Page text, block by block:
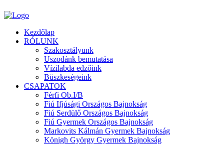
Kezdőlap
RÓLUNK
Szakosztályunk
Uszodánk bemutatása
Vízilabda edzőink
Büszkeségeink
CSAPATOK
Férfi Ob.I/B
Fiú Ifjúsági Országos Bajnokság
Fiú Serdülő Országos Bajnokság
Fiú Gyermek Országos Bajnokság
Markovits Kálmán Gyermek Bajnokság
Königh György Gyermek Bajnokság